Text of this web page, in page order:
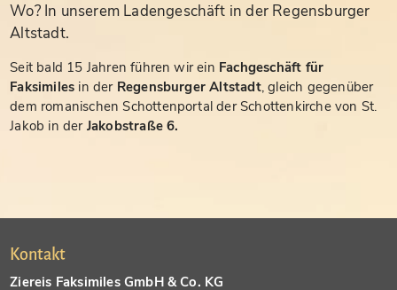
Wo? In unserem Ladengeschäft in der Regensburger
Altstadt.
Seit bald 15 Jahren führen wir ein Fachgeschäft für
Faksimiles in der Regensburger Altstadt, gleich gegenüber
dem romanischen Schottenportal der Schottenkirche von St.
Jakob in der Jakobstraße 6.
Kontakt
Ziereis Faksimiles GmbH & Co. KG